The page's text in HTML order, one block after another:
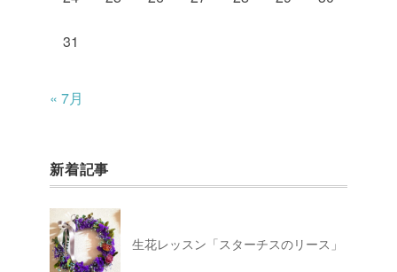
31
« 7月
新着記事
生花レッスン「スターチスのリース」